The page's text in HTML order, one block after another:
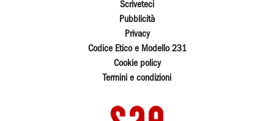
Scriveteci
Pubblicità
Privacy
Codice Etico e Modello 231
Cookie policy
Termini e condizioni